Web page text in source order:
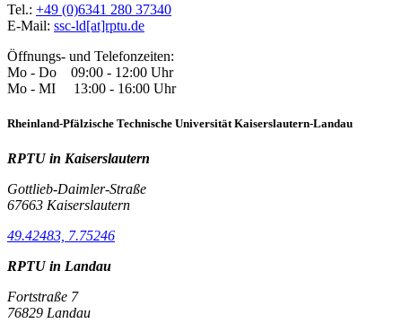
Tel.: +49 (0)6341 280 37340
E-Mail: ssc-ld[at]rptu.de
Öffnungs- und Telefonzeiten:
Mo - Do 09:00 - 12:00 Uhr
Mo - MI 13:00 - 16:00 Uhr
Rheinland-Pfälzische Technische Universität Kaiserslautern-Landau
RPTU in Kaiserslautern
Gottlieb-Daimler-Straße
67663 Kaiserslautern
49.42483, 7.75246
RPTU in Landau
Fortstraße 7
76829 Landau